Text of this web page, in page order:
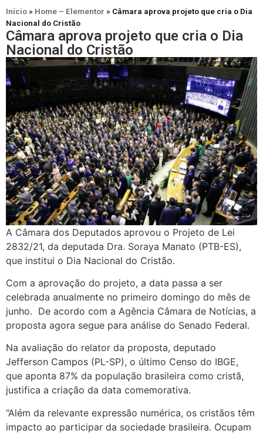
Início» Home – Elementor » Câmara aprova projeto que cria o Dia
Nacional do Cristão
Câmara aprova projeto que cria o Dia
Nacional do Cristão
A Câmara dos Deputados aprovou o Projeto de Lei
2832/21, da deputada Dra. Soraya Manato (PTB-ES),
que institui o Dia Nacional do Cristão.
Com a aprovação do projeto, a data passa a ser
celebrada anualmente no primeiro domingo do mês de
junho. De acordo com a Agência Câmara de Notícias, a
proposta agora segue para análise do Senado Federal.
Na avaliação do relator da proposta, deputado
Jefferson Campos (PL-SP), o último Censo do IBGE,
que aponta 87% da população brasileira como cristã,
justifica a criação da data comemorativa.
“Além da relevante expressão numérica, os cristãos têm
impacto ao participar da sociedade brasileira. Ocupam